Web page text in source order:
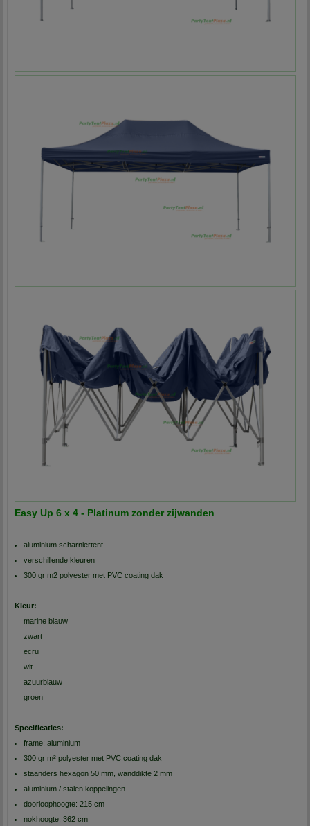
Easy Up 6 x 4 - Platinum zonder zijwanden
aluminium scharniertent
verschillende kleuren
300 gr m2 polyester met PVC coating dak
Kleur:
marine blauw
zwart
ecru
wit
azuurblauw
groen
Specificaties:
frame: aluminium
300 gr m² polyester met PVC coating dak
staanders hexagon 50 mm, wanddikte 2 mm
aluminium / stalen koppelingen
doorloophoogte: 215 cm
nokhoogte: 362 cm